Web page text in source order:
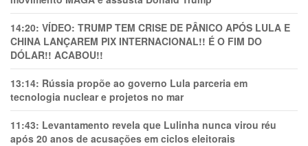
14:20: VÍDEO: TRUMP TEM CRlSE DE PÂNlCO APÓS LULA E
CHINA LANÇAREM PIX INTERNACIONAL!! É O FIM DO
DÓLAR!! ACABOU!!
13:14: Rússia propõe ao governo Lula parceria em
tecnologia nuclear e projetos no mar
11:43: Levantamento revela que Lulinha nunca virou réu
após 20 anos de acusações em ciclos eleitorais